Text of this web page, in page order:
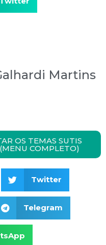
Martins
OS TEMAS SUTIS
COMPLETO)
Twitter
Telegram